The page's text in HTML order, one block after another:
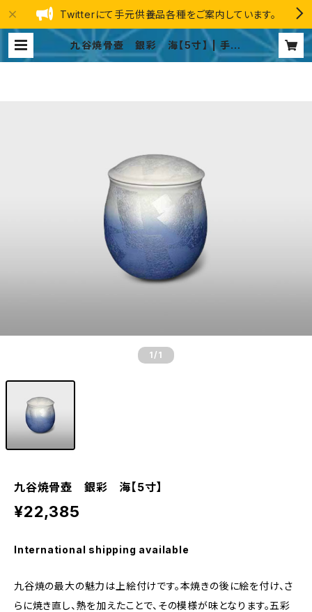
Twitterにて手元供養品各種をご案内しています。
九谷焼骨壺 銀彩 海【5寸】 | 手元
供養品 総合ストア GINGA
1 /1
九谷焼骨壺 銀彩 海【5寸】
¥22,385
International shipping available
九谷焼の最大の魅力は上絵付けです。本焼きの後に絵を付け、さ
らに焼き直し、熱を加えたことで、その模様が味となります。五彩